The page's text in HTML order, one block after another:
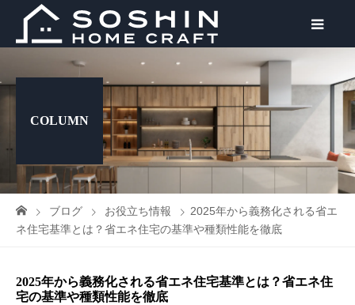
COLUMN
ブログ お役立ち情報
2025年から義務化される省エ
ネ住宅基準とは？省エネ住宅の基準や種類性能を徹底
2025年から義務化される省エネ住宅基準とは？省エネ住
宅の基準や種類性能を徹底